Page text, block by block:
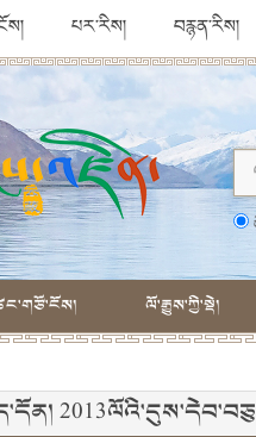
པར་རིས། བརྙན་རིས།
ལོ་རྒྱུས་ཀྱི་སྡེ།